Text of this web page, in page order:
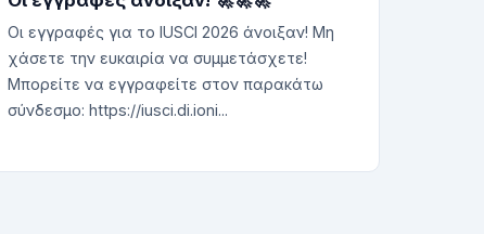
Οι εγγραφές για το IUSCI 2026 άνοιξαν! Μη
χάσετε την ευκαιρία να συμμετάσχετε!
Μπορείτε να εγγραφείτε στον παρακάτω
σύνδεσμο: https://iusci.di.ioni...